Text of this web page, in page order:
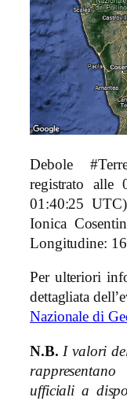
Debole
registrato alle
01:40:25
Ionica
Longitudine:
Per ulteriori
dettagliata
Nazionale di
N.B. I valori
ufficiali a